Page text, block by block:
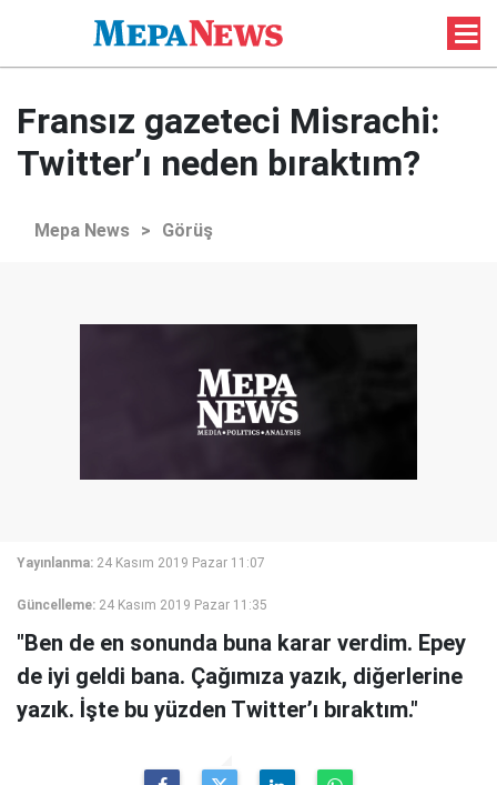
Fransız gazeteci Misrachi:
Twitter’ı neden bıraktım?
Mepa News > Görüş
Yayınlanma: 24 Kasım 2019 Pazar 11:07
Güncelleme: 24 Kasım 2019 Pazar 11:35
"Ben de en sonunda buna karar verdim. Epey
de iyi geldi bana. Çağımıza yazık, diğerlerine
yazık. İşte bu yüzden Twitter’ı bıraktım."